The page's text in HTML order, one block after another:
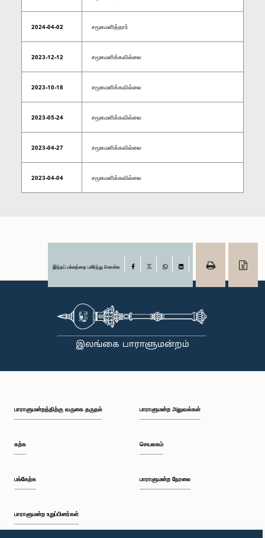
2024-04-02 சமூகமளித்தார்
2023-12-12 சமூகமளிக்கவில்லை
2023-10-18 சமூகமளிக்கவில்லை
2023-05-24 சமூகமளிக்கவில்லை
2023-04-27 சமூகமளிக்கவில்லை
2023-04-04 சமூகமளிக்கவில்லை
இந்தப் பக்கத்தை பகிர்ந்து கொள்க Facebook
பாராளுமன்றத்திற்கு வருகை தருதல்
கற்க
பங்கேற்க
பாராளுமன்ற உறுப்பினர்கள்
பாராளுமன்ற அலுவல்கள்
செயலகம்
பாராளுமன்ற நேரலை